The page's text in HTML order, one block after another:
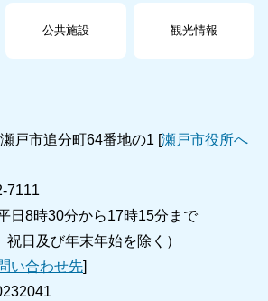
公共施設 観光情報
戸市追分町64番地の1 [瀬戸市役所へ
7111
日8時30分から17時15分まで
祝日及び年末年始を除く）
い合わせ先]